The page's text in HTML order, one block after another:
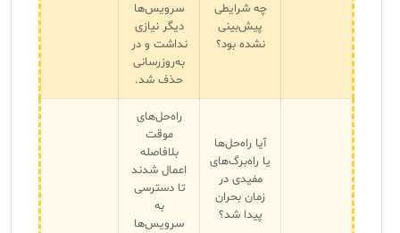
چه شرایطی
پیش‌بینی
نشده بود؟
سرویس‌ها
دیگر نیازی
نداشت و در
به‌روزرسانی
حذف شد.
آیا راه‌حل‌ها
یا راه‌برگ‌های
مفیدی در
زمان بحران
پیدا شد؟
راه‌حل‌های
موقت
بلافاصله
اعمال شدند
تا دسترسی
به
سرویس‌ها